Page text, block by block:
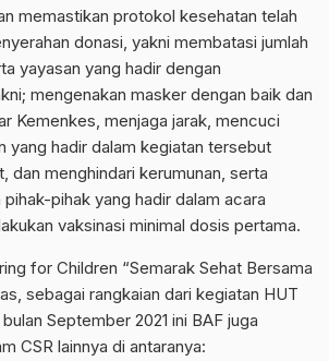
memastikan protokol kesehatan telah
donasi, yakni membatasi jumlah
yayasan yang hadir dengan
mengenakan masker dengan baik dan
Kemenkes, menjaga jarak, mencuci
yang hadir dalam kegiatan tersebut
dan menghindari kerumunan, serta
pihak yang hadir dalam acara
vaksinasi minimal dosis pertama.
for Children “Semarak Sehat Bersama
sebagai rangkaian dari kegiatan HUT
September 2021 ini BAF juga
CSR lainnya di antaranya: